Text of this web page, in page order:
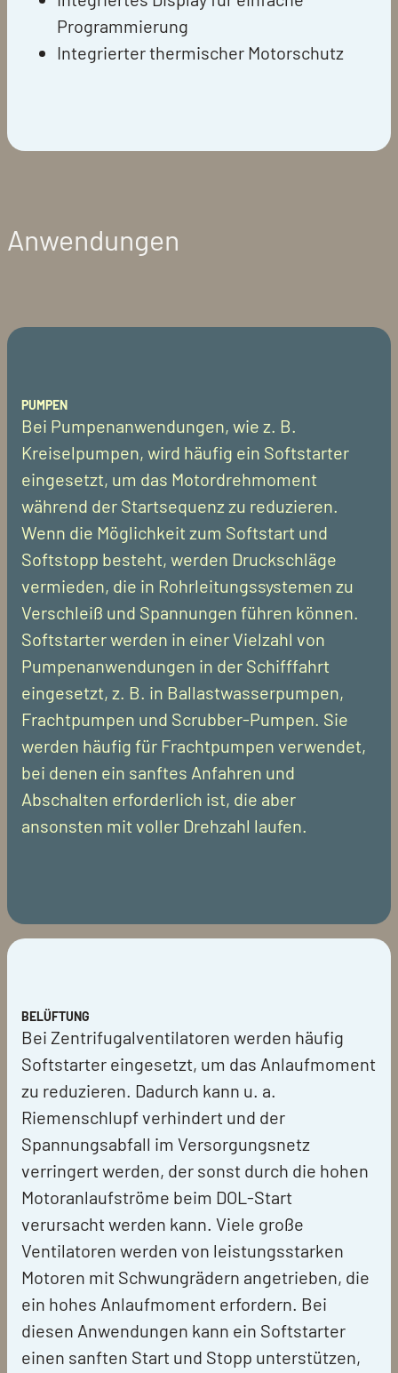
Programmierung
Integrierter thermischer Motorschutz
Anwendungen
PUMPEN
Bei Pumpenanwendungen, wie z. B.
Kreiselpumpen, wird häufig ein Softstarter
eingesetzt, um das Motordrehmoment
während der Startsequenz zu reduzieren.
Wenn die Möglichkeit zum Softstart und
Softstopp besteht, werden Druckschläge
vermieden, die in Rohrleitungssystemen zu
Verschleiß und Spannungen führen können.
Softstarter werden in einer Vielzahl von
Pumpenanwendungen in der Schifffahrt
eingesetzt, z. B. in Ballastwasserpumpen,
Frachtpumpen und Scrubber-Pumpen. Sie
werden häufig für Frachtpumpen verwendet,
bei denen ein sanftes Anfahren und
Abschalten erforderlich ist, die aber
ansonsten mit voller Drehzahl laufen.
BELÜFTUNG
Bei Zentrifugalventilatoren werden häufig
Softstarter eingesetzt, um das Anlaufmoment
zu reduzieren. Dadurch kann u. a.
Riemenschlupf verhindert und der
Spannungsabfall im Versorgungsnetz
verringert werden, der sonst durch die hohen
Motoranlaufströme beim DOL-Start
verursacht werden kann. Viele große
Ventilatoren werden von leistungsstarken
Motoren mit Schwungrädern angetrieben, die
ein hohes Anlaufmoment erfordern. Bei
diesen Anwendungen kann ein Softstarter
einen sanften Start und Stopp unterstützen,